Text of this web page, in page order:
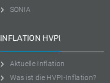
SONIA
INFLATION HVPI
Aktuelle Inflation
Was ist die HVPI-Inflation?